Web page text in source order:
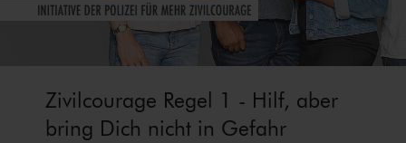
Aktion-tu-was
Eine Initiative für mehr Zivilcourage
Zivilcourage Regel 1 - Hilf, aber
bring Dich nicht in Gefahr